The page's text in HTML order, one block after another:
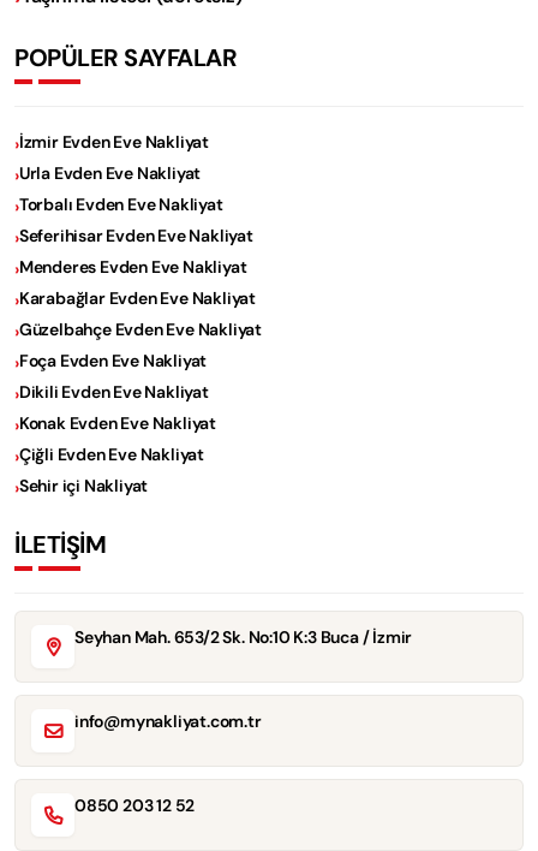
POPÜLER SAYFALAR
İzmir Evden Eve Nakliyat
Urla Evden Eve Nakliyat
Torbalı Evden Eve Nakliyat
Seferihisar Evden Eve Nakliyat
Menderes Evden Eve Nakliyat
Karabağlar Evden Eve Nakliyat
Güzelbahçe Evden Eve Nakliyat
Foça Evden Eve Nakliyat
Dikili Evden Eve Nakliyat
Konak Evden Eve Nakliyat
Çiğli Evden Eve Nakliyat
Sehir içi Nakliyat
İLETİŞİM
Seyhan Mah. 653/2 Sk. No:10 K:3 Buca / İzmir
info@mynakliyat.com.tr
0850 203 12 52